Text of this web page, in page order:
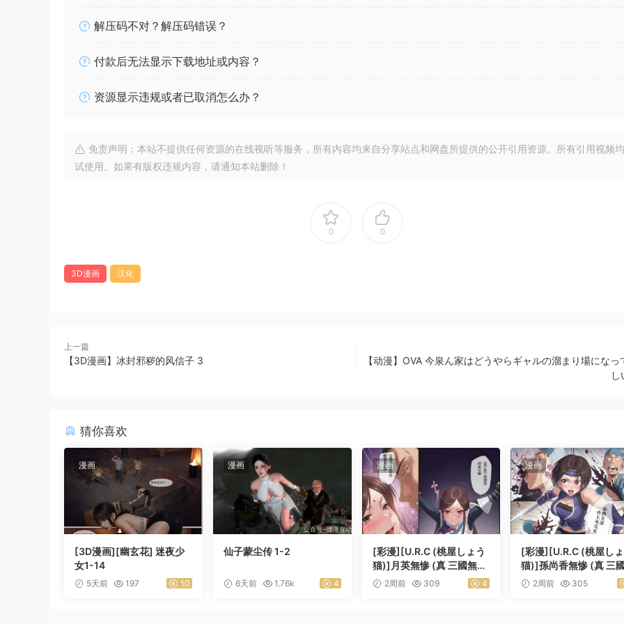
解压码不对？解压码错误？
付款后无法显示下载地址或内容？
资源显示违规或者已取消怎么办？
免责声明：本站不提供任何资源的在线视听等服务，所有内容均来自分享站点和网盘所提供的公开引用资源。所有引用视频
试使用。如果有版权违规内容，请通知本站删除！
0 0
3D漫画 汉化
上一篇
【3D漫画】冰封邪秽的风信子 3
【动漫】OVA 今泉ん家はどうやらギャルの溜まり場になっ
猜你喜欢
漫画
[3D漫画][幽玄花] 迷夜少
女1-14
5天前 197 10
漫画
仙子蒙尘传 1-2
6天前 1.76k 4
漫画
[彩漫][U.R.C (桃屋しょう
猫)]月英無惨 (真 三國無
双)2周前 309 4
漫画
[彩漫][U.R.C (桃屋し
猫)]孫尚香無惨 (真 三
双)2周前 305